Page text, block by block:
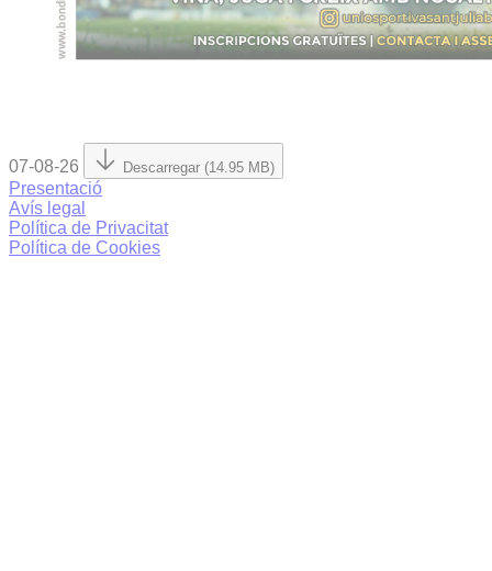
07-08-26 Descarregar (14.95 MB)
Presentació
Avís legal
Política de Privacitat
Política de Cookies